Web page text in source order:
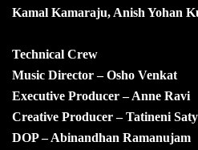
Kamal Kamaraju, Anish Yohan
Technical Crew
Music Director – Osho Venkat
Executive Producer – Anne Ravi
Creative Producer – Tatineni
DOP – Abinandhan Ramanujam